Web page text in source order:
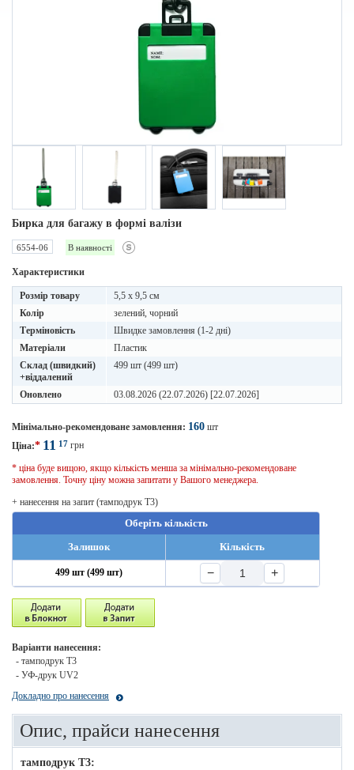
Бирка для багажу в формі валізи
6554-06 В наявності
Характеристики
Розмір товару
5,5 x 9,5 см
Колір
зелений, чорний
Терміновість
Швидке замовлення (1-2 дні)
Матеріали
Пластик
Склад (швидкий)
+віддалений
499 шт (499 шт)
Оновлено 03.08.2026 (22.07.2026) [22.07.2026]
Мінімально-рекомендоване замовлення: 160 шт
Ціна:* 11 17 грн
* ціна буде вищою, якщо кількість менша за мінімально-рекомендоване
замовлення. Точну ціну можна запитати у Вашого менеджера.
+ нанесення на запит (тамподрук T3)
Оберіть кількість
Залишок
Кількість
499 шт (499 шт) − +
Варіанти нанесення:
- тамподрук T3
- УФ-друк UV2
Докладно про нанесення
Опис, прайси нанесення
тамподрук T3: